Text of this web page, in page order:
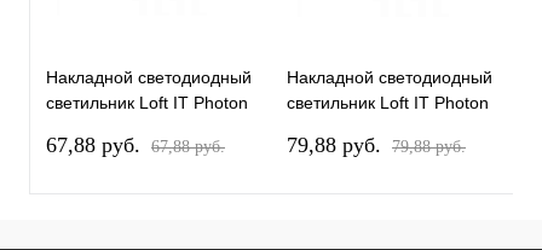
Накладной светодиодный
светильник Loft IT Photon
67,88 pуб. 67,88 pуб.
Накладной светодиодный
светильник Loft IT Photon
79,88 pуб. 79,88 pуб.